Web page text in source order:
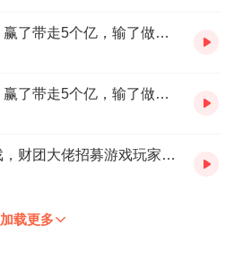
扯下人类欲望的遮羞布，赢了带走5个亿，输了做奴隶130年（第二集）
扯下人类欲望的遮羞布，赢了带走5个亿，输了做奴隶130年（第一集）
这才叫真正的高智商游戏，财团大佬招募游戏玩家，输了就要赔上命
加载更多